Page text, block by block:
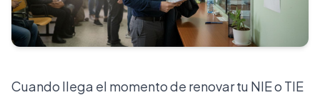
Cuando llega el momento de renovar tu NIE o TIE